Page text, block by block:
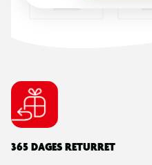
Når du handler i BR, går en